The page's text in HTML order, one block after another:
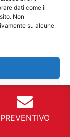
dati come il
Non
su alcune
si
è un
il
le
pacchi”,
di
degli
PREVENTIVO